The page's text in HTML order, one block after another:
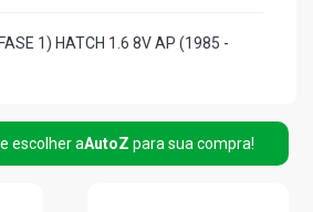
1) HATCH 1.6 8V AP (1985 -
1) HATCH 1.8 8V AP (1985 - 1989)
escolher aAutoZ para sua compra!